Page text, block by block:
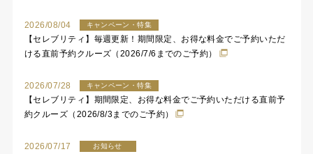
2026/08/04 キャンペーン・特集
【セレブリティ】毎週更新！期間限定、お得な料金でご予約いただ
ける直前予約クルーズ（2026/7/6までのご予約）
2026/07/28 キャンペーン・特集
【セレブリティ】期間限定、お得な料金でご予約いただける直前予
約クルーズ（2026/8/3までのご予約）
2026/07/17 お知らせ